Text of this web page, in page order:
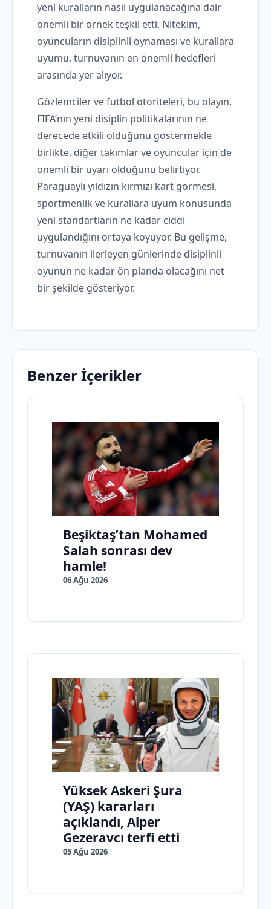
yeni kuralların nasıl uygulanacağına dair
önemli bir örnek teşkil etti. Nitekim,
oyuncuların disiplinli oynaması ve kurallara
uyumu, turnuvanın en önemli hedefleri
arasında yer alıyor.
Gözlemciler ve futbol otoriteleri, bu olayın,
FIFA’nın yeni disiplin politikalarının ne
derecede etkili olduğunu göstermekle
birlikte, diğer takımlar ve oyuncular için de
önemli bir uyarı olduğunu belirtiyor.
Paraguaylı yıldızın kırmızı kart görmesi,
sportmenlik ve kurallara uyum konusunda
yeni standartların ne kadar ciddi
uygulandığını ortaya koyuyor. Bu gelişme,
turnuvanın ilerleyen günlerinde disiplinli
oyunun ne kadar ön planda olacağını net
bir şekilde gösteriyor.
Benzer İçerikler
Beşiktaş’tan Mohamed
Salah sonrası dev
hamle!
06 Ağu 2026
Yüksek Askeri Şura
(YAŞ) kararları
açıklandı, Alper
Gezeravcı terfi etti
05 Ağu 2026